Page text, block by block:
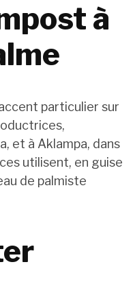
à
particulier sur
et à Aklampa, dans
utilisent, en guise
de palmiste